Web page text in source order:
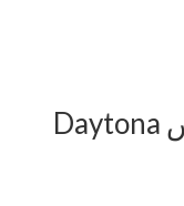
اماكن شراء ساعات رولكس Daytona